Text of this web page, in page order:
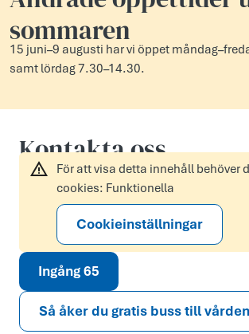
sommaren
15 juni–9 augusti har vi öppet
samt lördag 7.30–14.30.
Kontakta oss
För att visa detta innehåll behöver
cookies: Funktionella
Cookieinställningar
Ingång 65
Så åker du gratis buss till vården